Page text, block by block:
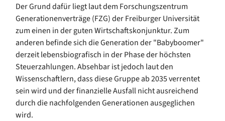
Der Grund dafür liegt laut dem Forschungszentrum
Generationenverträge (FZG) der Freiburger Universität
zum einen in der guten Wirtschaftskonjunktur. Zum
anderen befinde sich die Generation der "Babyboomer"
derzeit lebensbiografisch in der Phase der höchsten
Steuerzahlungen. Absehbar ist jedoch laut den
Wissenschaftlern, dass diese Gruppe ab 2035 verrentet
sein wird und der finanzielle Ausfall nicht ausreichend
durch die nachfolgenden Generationen ausgeglichen
wird.